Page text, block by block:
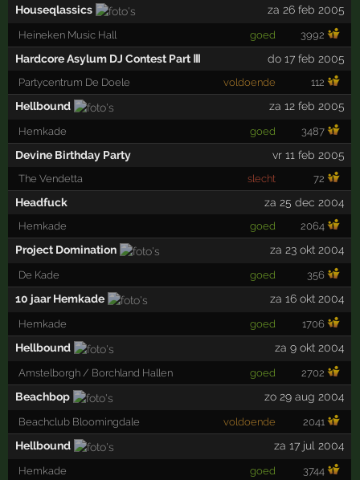
Houseqlassics za 26 feb 2005
Heineken Music Hall goed 3992
Hardcore Asylum DJ Contest Part Ⅲ do 17 feb 2005
Partycentrum De Doele voldoende 112
Hellbound za 12 feb 2005
Hemkade goed 3487
Devine Birthday Party vr 11 feb 2005
The Vendetta slecht 72
Headfuck za 25 dec 2004
Hemkade goed 2064
Project Domination za 23 okt 2004
De Kade goed 356
10 jaar Hemkade za 16 okt 2004
Hemkade goed 1706
Hellbound za 9 okt 2004
Amstelborgh / Borchland Hallen goed 2702
Beachbop zo 29 aug 2004
Beachclub Bloomingdale voldoende 2041
Hellbound za 17 jul 2004
Hemkade goed 3744